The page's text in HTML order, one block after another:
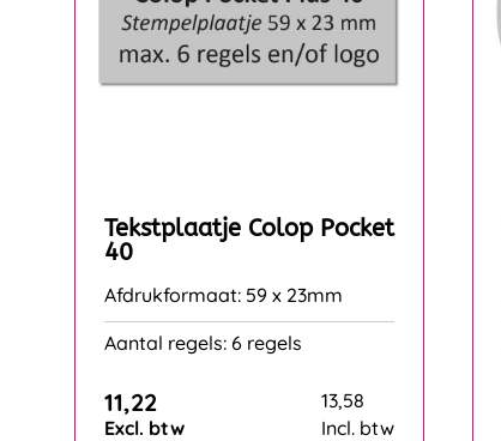
Tekstplaatje Colop Pocket
40
Afdrukformaat: 59 x 23mm
Aantal regels: 6 regels
11,22
Excl. btw
13,58
Incl. btw